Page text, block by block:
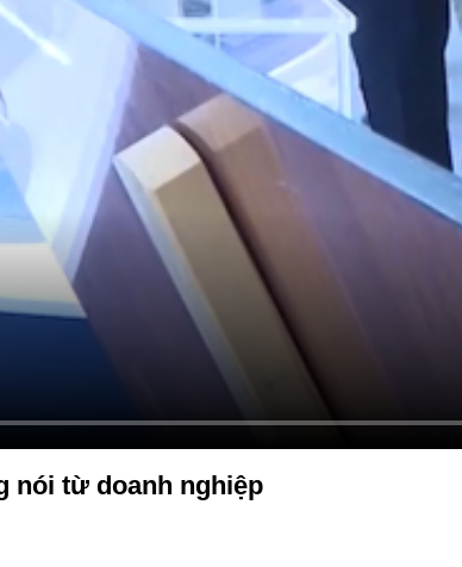
nói từ doanh nghiệp